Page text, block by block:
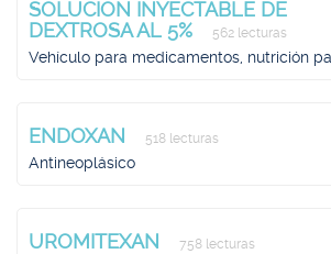
SOLUCION INYECTABLE DE
DEXTROSA AL 5%
562 lecturas
Vehículo para medicamentos, nutrición
ENDOXAN 518 lecturas
Antineoplásico
UROMITEXAN 758 lecturas